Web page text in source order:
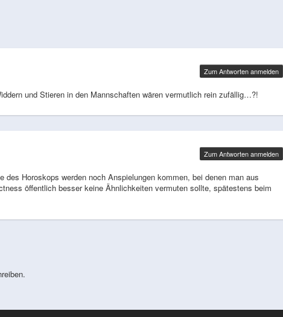
und Stieren in den Mannschaften wären vermutlich rein zufällig…?!
Zum Antworten anmelden
Horoskops werden noch Anspielungen kommen, bei denen man aus
öffentlich besser keine Ähnlichkeiten vermuten sollte, spätestens beim
Zum Antworten anmelden